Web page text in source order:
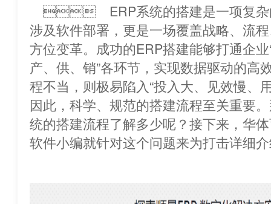
 ERP系统的搭建是一项复杂的系统
涉及软件部署，更是一场覆盖战略、流
方位变革。成功的ERP搭建能够打通企
产、供、销”各环节，实现数据驱动的高
程不当，则极易陷入“投入大、见效慢、
因此，科学、规范的搭建流程至关重要
统的搭建流程了解多少呢？接下来，华
软件小编就针对这个问题来为打击详细